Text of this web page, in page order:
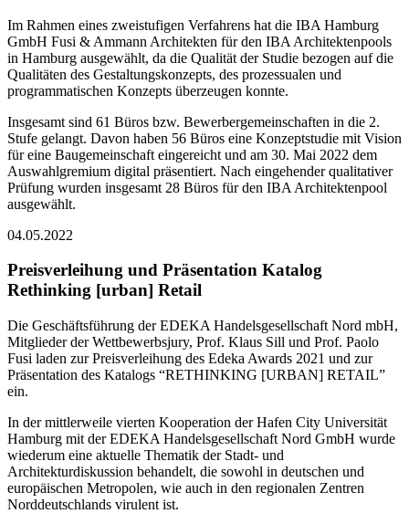
Im Rahmen eines zweistufigen Verfahrens hat die IBA Hamburg
GmbH Fusi & Ammann Architekten für den IBA Architektenpools
in Hamburg ausgewählt, da die Qualität der Studie bezogen auf die
Qualitäten des Gestaltungskonzepts, des prozessualen und
programmatischen Konzepts überzeugen konnte.
Insgesamt sind 61 Büros bzw. Bewerbergemeinschaften in die 2.
Stufe gelangt. Davon haben 56 Büros eine Konzeptstudie mit Vision
für eine Baugemeinschaft eingereicht und am 30. Mai 2022 dem
Auswahlgremium digital präsentiert. Nach eingehender qualitativer
Prüfung wurden insgesamt 28 Büros für den IBA Architektenpool
ausgewählt.
04.05.2022
Preisverleihung und Präsentation Katalog
Rethinking [urban] Retail
Die Geschäftsführung der EDEKA Handelsgesellschaft Nord mbH,
Mitglieder der Wettbewerbsjury, Prof. Klaus Sill und Prof. Paolo
Fusi laden zur Preisverleihung des Edeka Awards 2021 und zur
Präsentation des Katalogs “RETHINKING [URBAN] RETAIL”
ein.
In der mittlerweile vierten Kooperation der Hafen City Universität
Hamburg mit der EDEKA Handelsgesellschaft Nord GmbH wurde
wiederum eine aktuelle Thematik der Stadt- und
Architekturdiskussion behandelt, die sowohl in deutschen und
europäischen Metropolen, wie auch in den regionalen Zentren
Norddeutschlands virulent ist.